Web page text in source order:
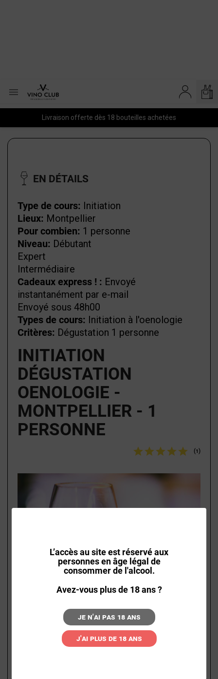
L’accès au site est réservé aux
personnes en âge légal de
consommer de l'alcool.
Avez-vous plus de 18 ans ?
Je n'ai pas 18 ans
J'ai plus de 18 ans

Livraison offerte dès 18 bouteilles achetées
INITIATION
DÉGUSTATION
OENOLOGIE -
MONTPELLIER - 1
PERSONNE
(1)
EN DÉTAILS
Type de cours: Initiation
Lieux: Montpellier
Pour combien: 1 personne
Niveau: Débutant
Expert
Intermédiaire
Cadeaux express ! : Envoyé
instantanément par e-mail
Envoyé sous 48h00
Types de cours: Initiation à l'oenologie
Critères: Dégustation 1 personne